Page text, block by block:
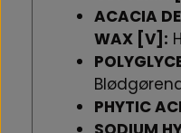
ACACIA
WAX [V]:
PHYTIC